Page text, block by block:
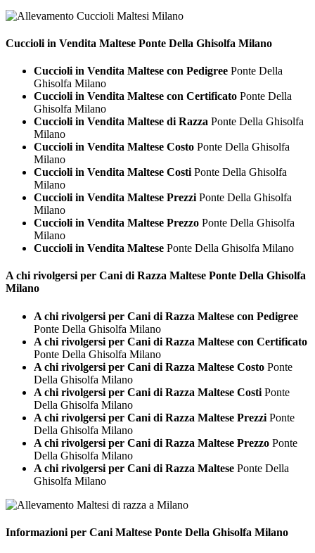
Cuccioli in Vendita Maltese Ponte Della Ghisolfa Milano
Cuccioli in Vendita Maltese con Pedigree Ponte Della
Ghisolfa Milano
Cuccioli in Vendita Maltese con Certificato Ponte Della
Ghisolfa Milano
Cuccioli in Vendita Maltese di Razza Ponte Della Ghisolfa
Milano
Cuccioli in Vendita Maltese Costo Ponte Della Ghisolfa
Milano
Cuccioli in Vendita Maltese Costi Ponte Della Ghisolfa
Milano
Cuccioli in Vendita Maltese Prezzi Ponte Della Ghisolfa
Milano
Cuccioli in Vendita Maltese Prezzo Ponte Della Ghisolfa
Milano
Cuccioli in Vendita Maltese Ponte Della Ghisolfa Milano
A chi rivolgersi per Cani di Razza Maltese Ponte Della Ghisolfa
Milano
A chi rivolgersi per Cani di Razza Maltese con Pedigree
Ponte Della Ghisolfa Milano
A chi rivolgersi per Cani di Razza Maltese con Certificato
Ponte Della Ghisolfa Milano
A chi rivolgersi per Cani di Razza Maltese Costo Ponte
Della Ghisolfa Milano
A chi rivolgersi per Cani di Razza Maltese Costi Ponte
Della Ghisolfa Milano
A chi rivolgersi per Cani di Razza Maltese Prezzi Ponte
Della Ghisolfa Milano
A chi rivolgersi per Cani di Razza Maltese Prezzo Ponte
Della Ghisolfa Milano
A chi rivolgersi per Cani di Razza Maltese Ponte Della
Ghisolfa Milano
Informazioni per Cani Maltese Ponte Della Ghisolfa Milano